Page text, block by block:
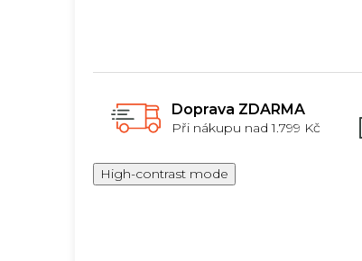
Doprava ZDARMA
Při nákupu nad 1.799 Kč
High-contrast mode